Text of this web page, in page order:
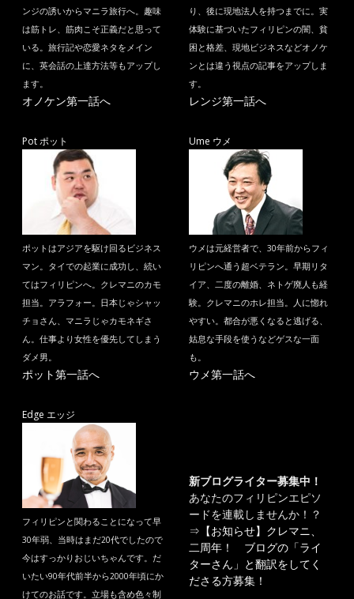
ンジの誘いからマニラ旅行へ。趣味
は筋トレ、筋肉こそ正義だと思って
いる。旅行記や恋愛ネタをメイン
に、英会話の上達方法等もアップし
ます。
オノケン第一話へ
り、後に現地法人を持つまでに。実
体験に基づいたフィリピンの闇、貧
困と格差、現地ビジネスなどオノケ
ンとは違う視点の記事をアップしま
す。
レンジ第一話へ
Pot ポット
ポットはアジアを駆け回るビジネス
マン。タイでの起業に成功し、続い
てはフィリピンへ。クレマニのカモ
担当。アラフォー。日本じゃシャッ
チョさん、マニラじゃカモネギさ
ん。仕事より女性を優先してしまう
ダメ男。
ポット第一話へ
Ume ウメ
ウメは元経営者で、30年前からフィ
リピンへ通う超ベテラン。早期リタ
イア、二度の離婚、ネトゲ廃人も経
験。クレマニのホレ担当。人に惚れ
やすい。都合が悪くなると逃げる、
姑息な手段を使うなどゲスな一面
も。
ウメ第一話へ
Edge エッジ
フィリピンと関わることになって早
30年弱、当時はまだ20代でしたので
今はすっかりおじいちゃんです。だ
いたい90年代前半から2000年頃にか
けてのお話です。立場も含め色々制
新ブログライター募集中！
あなたのフィリピンエピソ
ードを連載しませんか！？
⇒ 【お知らせ】クレマニ、
二周年！ ブログの「ライ
ターさん」と翻訳をしてく
ださる方募集！